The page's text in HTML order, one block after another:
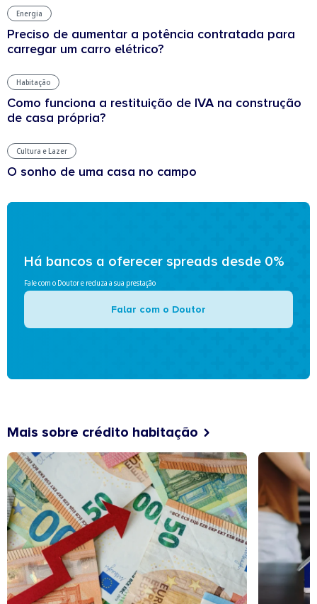
Energia
Preciso de aumentar a potência contratada para
carregar um carro elétrico?
Habitação
Como funciona a restituição de IVA na construção
de casa própria?
Cultura e Lazer
O sonho de uma casa no campo
Há bancos a oferecer spreads desde 0%
Fale com o Doutor e reduza a sua prestação
Falar com o Doutor
Mais sobre crédito habitação